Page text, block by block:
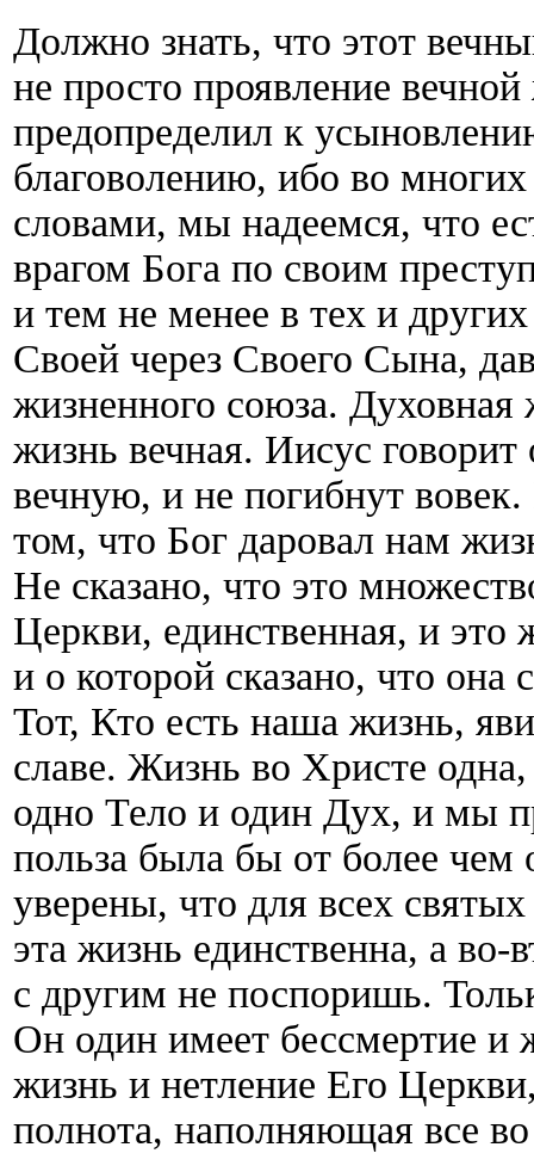
Должно знать, что этот
не просто проявление
предопределил к
благоволению, ибо во
словами, мы надеемся, что
врагом Бога по своим
и тем не менее в тех и
Своей через Своего Сына,
жизненного союза. Духовная
жизнь вечная. Иисус
вечную, и не погибнут
том, что Бог даровал нам
Не сказано, что это
Церкви, единственная, и
и о которой сказано, что она
Тот, Кто есть наша жизнь,
славе. Жизнь во Христе
одно Тело и один Дух, и мы
польза была бы от более
уверены, что для всех
эта жизнь единственна, а
с другим не поспоришь.
Он один имеет бессмертие
жизнь и нетление Его
полнота, наполняющая все